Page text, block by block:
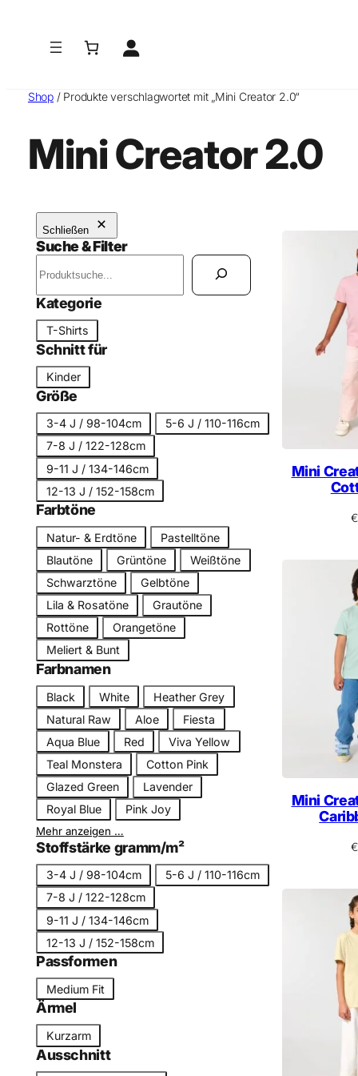
Shop / Produkte verschlagwortet mit „Mini Creator 2.0“
Mini Creator 2.0
Schließen
Suche & Filter
u
c
h
e
n
Kategorie
a
t
e
g
i
e
T-Shirts
Schnitt für
c
h
n
Kinder
Größe
r
ö
ß
e
3-4 J / 98-104cm
5-6 J / 110-116cm
7-8 J / 122-128cm
9-11 J / 134-146cm
12-13 J / 152-158cm
Farbtöne
a
r
b
t
Natur- & Erdtöne
Pastelltöne
Blautöne
Grüntöne
Weißtöne
Schwarztöne
Gelbtöne
Lila & Rosatöne
Grautöne
Rottöne
Orangetöne
Meliert & Bunt
Farbnamen
a
r
b
n
e
Black White
Heather Grey
Natural Raw
Aloe
Fiesta
Aqua Blue
Red
Viva Yellow
Teal Monstera
Cotton Pink
Glazed Green
Lavender
Royal Blue
Pink Joy
Mehr anzeigen …
Stoffstärke gramm/m²
r
ö
ß
e
3-4 J / 98-104cm
5-6 J / 110-116cm
7-8 J / 122-128cm
9-11 J / 134-146cm
12-13 J / 152-158cm
Passformen
a
s
s
f
Medium Fit
Ärmel
r
m
Kurzarm
Ausschnitt
Mini
€
Mini
€